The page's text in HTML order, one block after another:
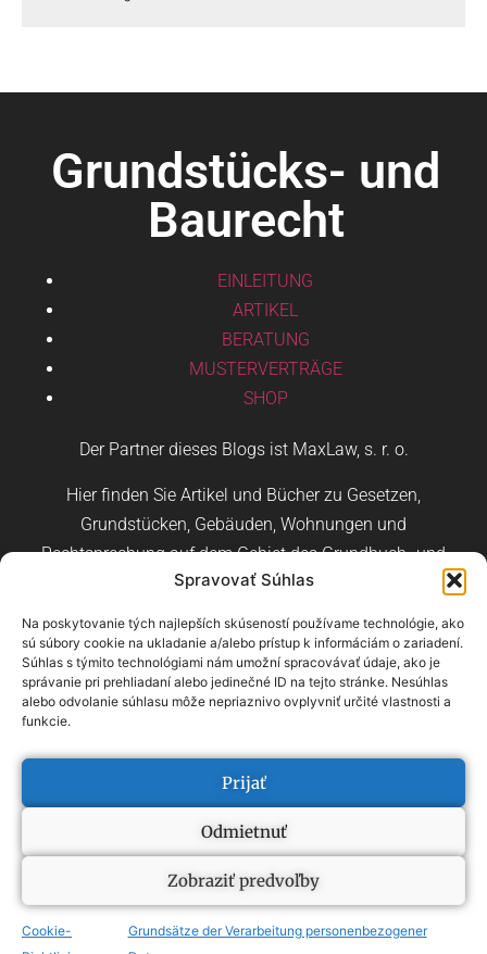
Spravovať Súhlas
Na poskytovanie tých najlepších skúseností používame technológie, ako
sú súbory cookie na ukladanie a/alebo prístup k informáciám o zariadení.
Súhlas s týmito technológiami nám umožní spracovávať údaje, ako je
správanie pri prehliadaní alebo jedinečné ID na tejto stránke. Nesúhlas
alebo odvolanie súhlasu môže nepriaznivo ovplyvniť určité vlastnosti a
funkcie.
Prijať
Odmietnuť
Zobraziť predvoľby
Cookie-
Grundsätze der Verarbeitung personenbezogener
Grundstücks- und
Baurecht
EINLEITUNG
ARTIKEL
BERATUNG
MUSTERVERTRÄGE
SHOP
Der Partner dieses Blogs ist MaxLaw, s. r. o.
Hier finden Sie Artikel und Bücher zu Gesetzen,
Grundstücken, Gebäuden, Wohnungen und
Rechtsprechung auf dem Gebiet des Grundbuch- und
Baurechts.
Tschechisch
Übersicht der Begriffe–Übersicht der Kategorien
2022, ONDREJ HALAMA
INDIVIDUELLE WEBSITE VON VERTECO.DIGITAL